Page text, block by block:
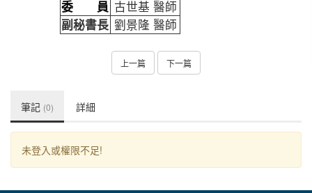
委 員 古世基 醫師
副秘書長 劉景隆 醫師
上一篇 下一篇
筆記 (0) 詳細
未登入或權限不足!